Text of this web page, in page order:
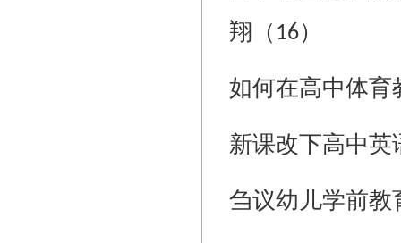
翔（ 16）
如何在高中体育
新课改下高中英
刍议幼儿学前教